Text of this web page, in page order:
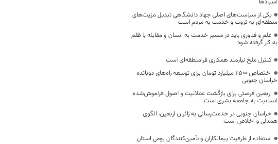
یکی از سیاست‌های اصلی جهاد دانشگاهی تبدیل مزیت‌های
منطقه‌ای به ثروت و خدمت به مردم است
علم و فناوری باید در مسیر خدمت به انسان و مقابله با ظلم
به کار گرفته شود
کنترل ملخ نیازمند همکاری فرامنطقه‌ای است
اختصاص 2500 میلیارد تومان برای توسعه راه‌های دوبانده
خراسان جنوبی
اربعین فرصتی برای بازگشت عقلانیت و اصول فراموش‌شده
انسانیت به جامعه بشری است
خراسان جنوبی در خدمت‌رسانی به زائران اربعین، الگوی
همدلی و اخلاص است
استفاده از ظرفیت پیمانکاران و تأمین‌کنندگان بومی استان